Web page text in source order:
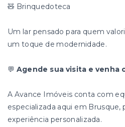
🧸 Brinquedoteca
Um lar pensado para quem
um toque de modernidade.
💬 Agende sua visita e venha
A Avance Imóveis conta com
especializada aqui em Brusque,
experiência personalizada.